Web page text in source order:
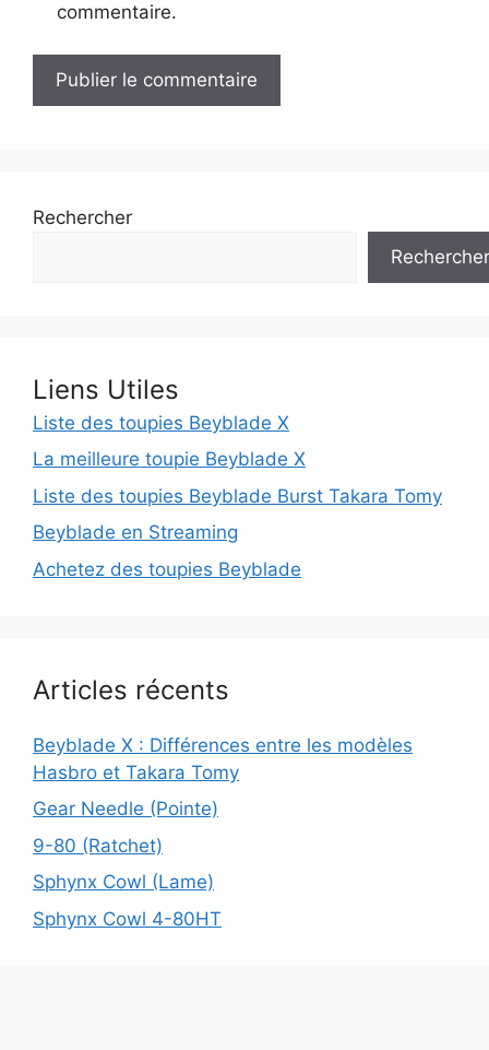
commentaire.
Rechercher
Rechercher
Liens Utiles
Liste des toupies Beyblade X
La meilleure toupie Beyblade X
Liste des toupies Beyblade Burst Takara Tomy
Beyblade en Streaming
Achetez des toupies Beyblade
Articles récents
Beyblade X : Différences entre les modèles
Hasbro et Takara Tomy
Gear Needle (Pointe)
9-80 (Ratchet)
Sphynx Cowl (Lame)
Sphynx Cowl 4-80HT